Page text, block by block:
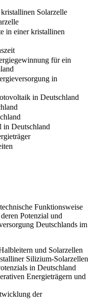
Solarzelle
in einer kristallinen
für ein
in
in Deutschland
in Deutschland
Funktionsweise
Potenzial und
Deutschlands im
und Solarzellen
Silizium-Solarzellen
in Deutschland
Energieträgern und
der